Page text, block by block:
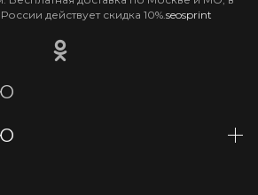
действует скидка 10%. seosprint